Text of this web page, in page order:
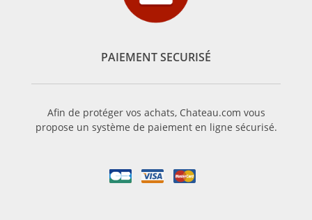
tous les grands domaines de Sauternes utilisent le processus
fortement apprécié au temps des tsars. Il connaît
véritablement comment fut découvert l’usage du raisin sur-
revenu trop tard pour faire sa récolte. Le Sauternes était né !
PAIEMENT SECURISÉ
Afin de protéger vos achats, Chateau.com vous
propose un système de paiement en ligne sécurisé.